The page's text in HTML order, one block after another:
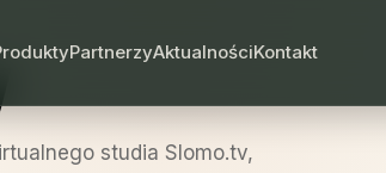
PartnerzyAktualnościKontakt
studia Slomo.tv,